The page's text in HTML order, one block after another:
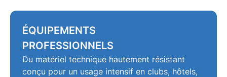
ÉQUIPEMENTS
PROFESSIONNELS
Du matériel technique hautement résistant
conçu pour un usage intensif en clubs, hôtels,